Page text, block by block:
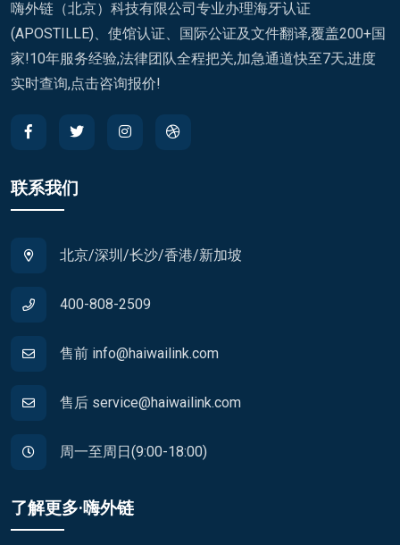
嗨外链（北京）科技有限公司专业办理海牙认证
(APOSTILLE)、使馆认证、国际公证及文件翻译,覆盖200+国
家!10年服务经验,法律团队全程把关,加急通道快至7天,进度
实时查询,点击咨询报价!
联系我们
北京/深圳/长沙/香港/新加坡
400-808-2509
售前 info@haiwailink.com
售后 service@haiwailink.com
周一至周日(9:00-18:00)
了解更多·嗨外链